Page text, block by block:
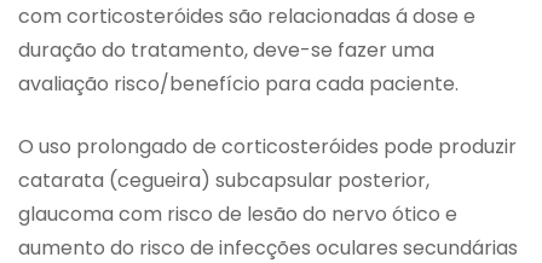
com corticosteróides são relacionadas á dose e
duração do tratamento, deve-se fazer uma
avaliação risco/benefício para cada paciente.
O uso prolongado de corticosteróides pode produzir
catarata (cegueira) subcapsular posterior,
glaucoma com risco de lesão do nervo ótico e
aumento do risco de infecções oculares secundárias